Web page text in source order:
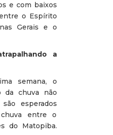
e com baixos
o Espírito
Gerais e o
a
semana, o
da chuva não
esperados
entre o
do Matopiba.